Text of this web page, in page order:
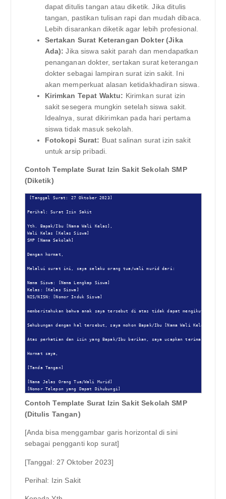
dapat ditulis tangan atau diketik. Jika ditulis
tangan, pastikan tulisan rapi dan mudah dibaca.
Lebih disarankan diketik agar lebih profesional.
Sertakan Surat Keterangan Dokter (Jika
Ada): Jika siswa sakit parah dan mendapatkan
penanganan dokter, sertakan surat keterangan
dokter sebagai lampiran surat izin sakit. Ini
akan memperkuat alasan ketidakhadiran siswa.
Kirimkan Tepat Waktu: Kirimkan surat izin
sakit sesegera mungkin setelah siswa sakit.
Idealnya, surat dikirimkan pada hari pertama
siswa tidak masuk sekolah.
Fotokopi Surat: Buat salinan surat izin sakit
untuk arsip pribadi.
Contoh Template Surat Izin Sakit Sekolah SMP
(Diketik)
[Tanggal Surat: 27 Oktober 2023]
Perihal: Surat Izin Sakit
Yth. Bapak/Ibu [Nama Wali Kelas],
Wali Kelas [Kelas Siswa]
SMP [Nama Sekolah]
Dengan hormat,
Melalui surat ini, saya selaku orang tua/wali murid dari:
Nama Siswa: [Nama Lengkap Siswa]
Kelas: [Kelas Siswa]
NIS/NISN: [Nomor Induk Siswa]
memberitahukan bahwa anak saya tersebut di atas tidak dapat mengikuti
Sehubungan dengan hal tersebut, saya mohon Bapak/Ibu [Nama Wali Kelas]
Atas perhatian dan izin yang Bapak/Ibu berikan, saya ucapkan terima kasih.
Hormat saya,
[Tanda Tangan]
[Nama Jelas Orang Tua/Wali Murid]
[Nomor Telepon yang Dapat Dihubungi]
Contoh Template Surat Izin Sakit Sekolah SMP
(Ditulis Tangan)
[Anda bisa menggambar garis horizontal di sini
sebagai pengganti kop surat]
[Tanggal: 27 Oktober 2023]
Perihal: Izin Sakit